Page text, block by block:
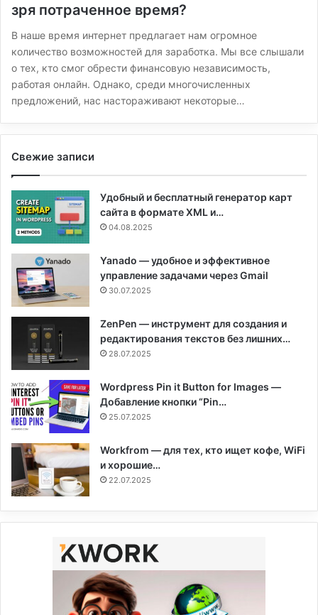
зря потраченное время?
В наше время интернет предлагает нам огромное
количество возможностей для заработка. Мы все слышали
о тех, кто смог обрести финансовую независимость,
работая онлайн. Однако, среди многочисленных
предложений, нас настораживают некоторые…
Свежие записи
Удобный и бесплатный генератор карт
сайта в формате XML и…
04.08.2025
Yanado — удобное и эффективное
управление задачами через Gmail
30.07.2025
ZenPen — инструмент для создания и
редактирования текстов без лишних…
28.07.2025
Wordpress Pin it Button for Images —
Добавление кнопки “Pin…
25.07.2025
Workfrom — для тех, кто ищет кофе, WiFi
и хорошие…
22.07.2025